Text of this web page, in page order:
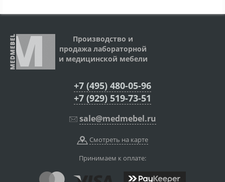
Производство и
продажа лабораторной
и медицинской мебели
+7 (495) 480-05-96
+7 (929) 519-73-51
sale@medmebel.ru
Смотреть на карте
Принимаем к оплате: